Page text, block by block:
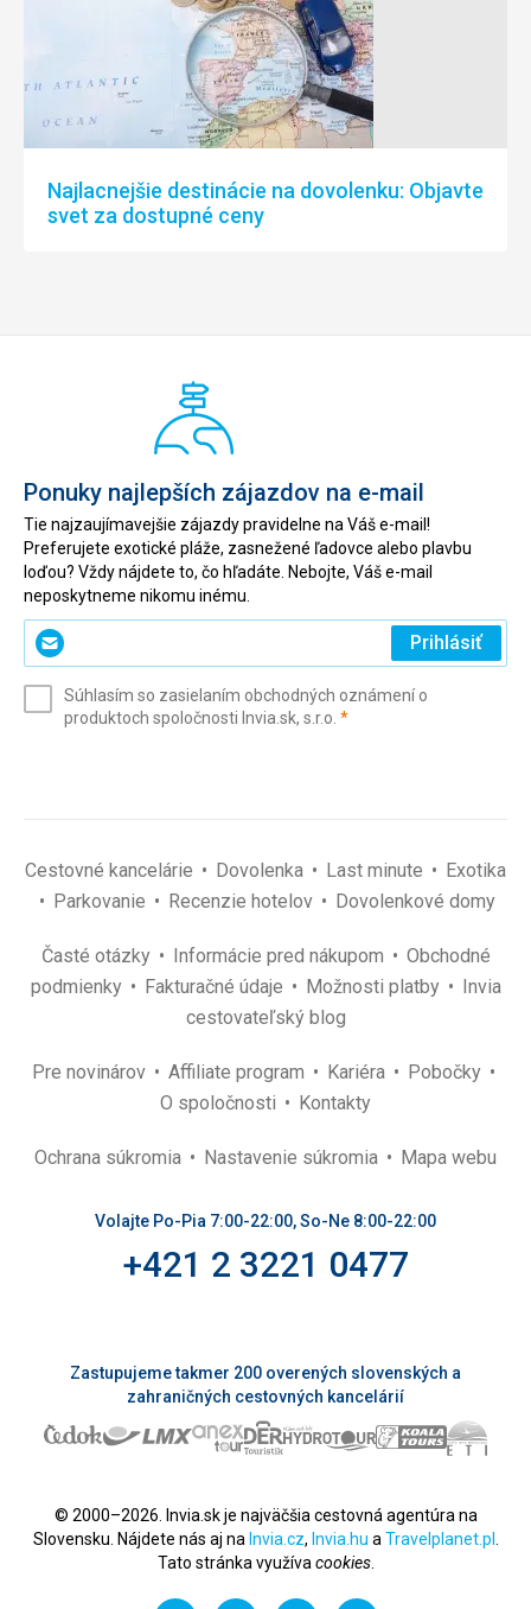
Najlacnejšie destinácie na dovolenku: Objavte
svet za dostupné ceny
Ponuky najlepších zájazdov na e-mail
Tie najzaujímavejšie zájazdy pravidelne na Váš e-mail!
Preferujete exotické pláže, zasnežené ľadovce alebo plavbu
loďou? Vždy nájdete to, čo hľadáte. Nebojte, Váš e-mail
neposkytneme nikomu inému.
Zadajte
svoj
(povinné)
Prihlásiť
Súhlasím so zasielaním obchodných oznámení o
produktoch spoločnosti Invia.sk, s.r.o. *(povinné)
Cestovné kancelárie Dovolenka Last minute
Exotika
Parkovanie
Recenzie hotelov Dovolenkové domy
Časté otázky Informácie pred nákupom
Obchodné
podmienky
Fakturačné údaje Možnosti platby
Invia
cestovateľský blog
Pre novinárov Affiliate program Kariéra
Pobočky
O spoločnosti
Kontakty
Ochrana súkromia Nastavenie súkromia Mapa webu
Volajte Po-Pia 7:00-22:00, So-Ne 8:00-22:00
+421 2 3221 0477
Zastupujeme takmer 200 overených slovenských a
zahraničných cestovných kancelárií
© 2000–2026. Invia.sk je najväčšia cestovná agentúra na
Slovensku. Nájdete nás aj na Invia.cz, Invia.hu a Travelplanet.pl
Tato stránka využíva cookies.